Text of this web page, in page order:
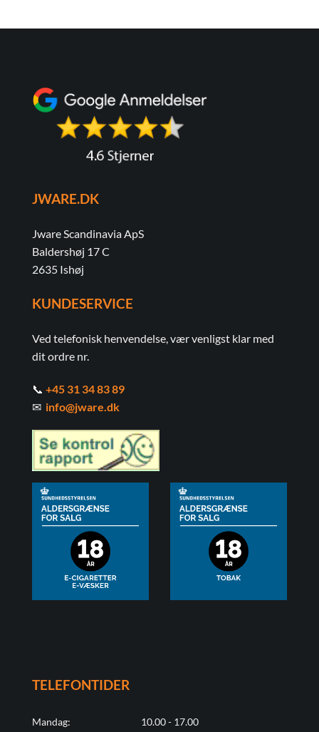
JWARE.DK
Jware Scandinavia ApS
Baldershøj 17 C
2635 Ishøj
KUNDESERVICE
Ved telefonisk henvendelse, vær venligst klar med
dit ordre nr.
📞 +45 31 34 83 89
✉ info@jware.dk
TELEFONTIDER
Mandag:
10.00 - 17.00